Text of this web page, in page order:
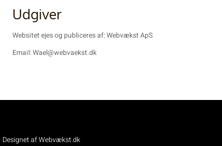
Udgiver
Websitet ejes og publiceres af: Webvækst ApS
Email:Wael@webvaekst.dk
Designet af Webvækst.dk